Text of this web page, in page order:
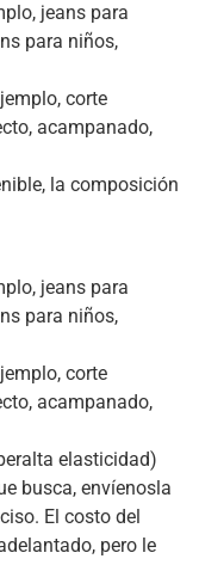
jeans para
para niños,
corte
acampanado,
la composición
jeans para
para niños,
corte
acampanado,
elasticidad)
busca, envíenosla
El costo del
pero le